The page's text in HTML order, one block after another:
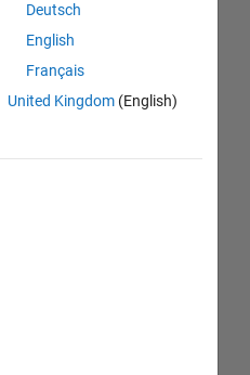
Deutsch
English
Français
United Kingdom(English)